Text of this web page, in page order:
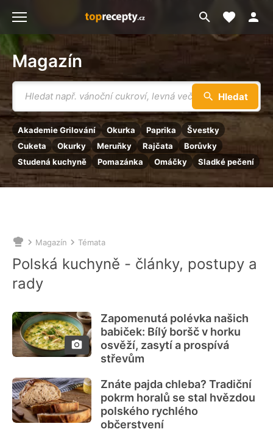
Magazín
Vyhledávání
Hledat
Akademie Grilování Okurka Paprika
Švestky
Cuketa
Okurky Meruňky Rajčata
Borůvky
Studená kuchyně
Pomazánka Omáčky Sladké pečení
Přejít
Moje
Nacházíte
se
zde:
Magazín Témata
Polská kuchyně - články, postupy a
rady
Zapomenutá polévka našich
babiček: Bílý boršč v horku
osvěží, zasytí a prospívá
střevům
Znáte pajda chleba? Tradiční
pokrm horalů se stal hvězdou
polského rychlého
občerstvení